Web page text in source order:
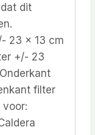
dit
23 x 13 cm
+/- 23
filter